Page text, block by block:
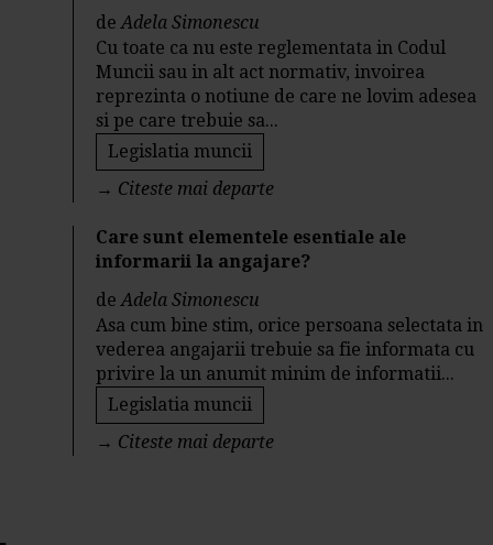
deAdela Simonescu
Cu toate ca nu este reglementata in Codul
Muncii sau in alt act normativ, invoirea
reprezinta o notiune de care ne lovim adesea
si pe care trebuie sa...
Legislatia muncii
→ Citeste mai departe
Care sunt elementele esentiale ale
informarii la angajare?
deAdela Simonescu
Asa cum bine stim, orice persoana selectata in
vederea angajarii trebuie sa fie informata cu
privire la un anumit minim de informatii...
Legislatia muncii
→ Citeste mai departe